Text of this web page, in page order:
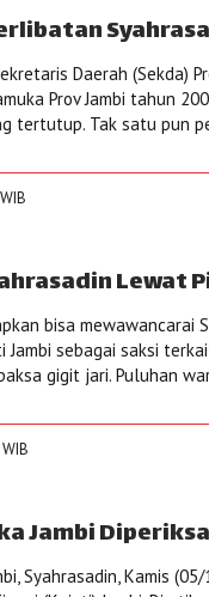
Daerah (Sekda)
Prov Jambi tahun
tertutup. Tak satu pun
Lewat
bisa mewawancarai
Jambi sebagai saksi
gigit jari. Puluhan
Jambi
Syahrasadin, Kamis